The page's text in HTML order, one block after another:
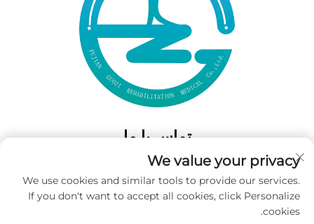
تماس با ما
Add: 50 Gaofeng South Lane، West GateFuzhou، Fujian، چین
تلفن:‎+86-19859128239‎
ایمیل:
We value your privacy
We use cookies and similar tools to provide our services.
If you don't want to accept all cookies, click Personalize
cookies.